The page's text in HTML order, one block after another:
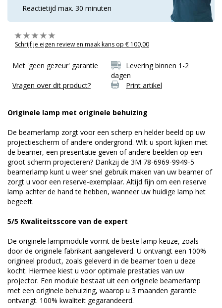
Reactietijd max. 30 minuten
Schrijf je eigen review en maak kans op € 100,00
Met 'geen gezeur' garantie
Levering binnen 1-2
dagen
Vragen over dit product?
Print artikel
Originele lamp met originele behuizing
De beamerlamp zorgt voor een scherp en helder beeld op uw
projectiescherm of andere ondergrond. Wilt u sport kijken met
de beamer, een presentatie geven of andere beelden op een
groot scherm projecteren? Dankzij de 3M 78-6969-9949-5
beamerlamp kunt u weer snel gebruik maken van uw beamer of
zorgt u voor een reserve-exemplaar. Altijd fijn om een reserve
lamp achter de hand te hebben, wanneer uw huidige lamp het
begeeft.
5/5 Kwaliteitsscore van de expert
De originele lampmodule vormt de beste lamp keuze, zoals
door de originele fabrikant aangeleverd. U ontvangt een 100%
origineel product, zoals geleverd in de beamer toen u deze
kocht. Hiermee kiest u voor optimale prestaties van uw
projector. Een module bestaat uit een originele beamerlamp
met een originele behuizing, waarop u 3 maanden garantie
ontvangt. 100% kwaliteit gegarandeerd.